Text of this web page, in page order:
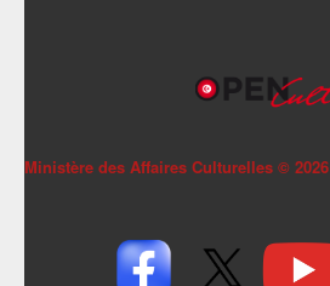
Ministère des Affaires Culturelles © 2026